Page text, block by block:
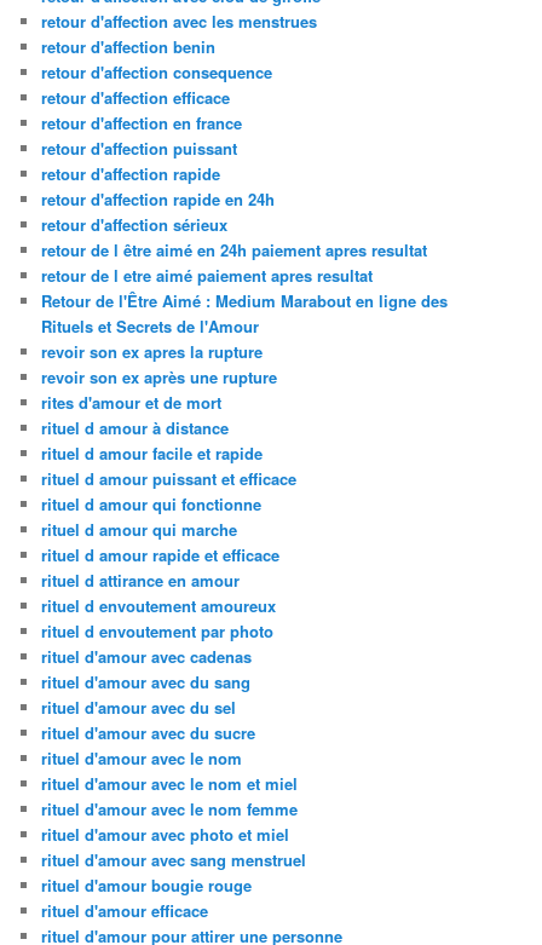
retour d'affection avec les menstrues
retour d'affection benin
retour d'affection consequence
retour d'affection efficace
retour d'affection en france
retour d'affection puissant
retour d'affection rapide
retour d'affection rapide en 24h
retour d'affection sérieux
retour de l être aimé en 24h paiement apres resultat
retour de l etre aimé paiement apres resultat
Retour de l'Être Aimé : Medium Marabout en ligne des
Rituels et Secrets de l'Amour
revoir son ex apres la rupture
revoir son ex après une rupture
rites d'amour et de mort
rituel d amour à distance
rituel d amour facile et rapide
rituel d amour puissant et efficace
rituel d amour qui fonctionne
rituel d amour qui marche
rituel d amour rapide et efficace
rituel d attirance en amour
rituel d envoutement amoureux
rituel d envoutement par photo
rituel d'amour avec cadenas
rituel d'amour avec du sang
rituel d'amour avec du sel
rituel d'amour avec du sucre
rituel d'amour avec le nom
rituel d'amour avec le nom et miel
rituel d'amour avec le nom femme
rituel d'amour avec photo et miel
rituel d'amour avec sang menstruel
rituel d'amour bougie rouge
rituel d'amour efficace
rituel d'amour pour attirer une personne